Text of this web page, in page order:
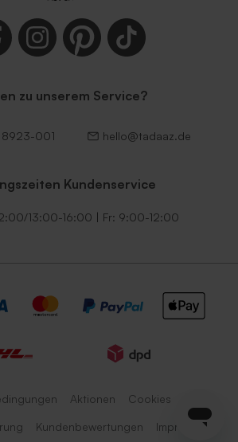
zu unserem Service?
001 hello@tadaaz.de
Kundenservice
13:00-16:00 | Fr: 9:00-12:00
Aktionen Cookies
Kundenbewertungen Impressum